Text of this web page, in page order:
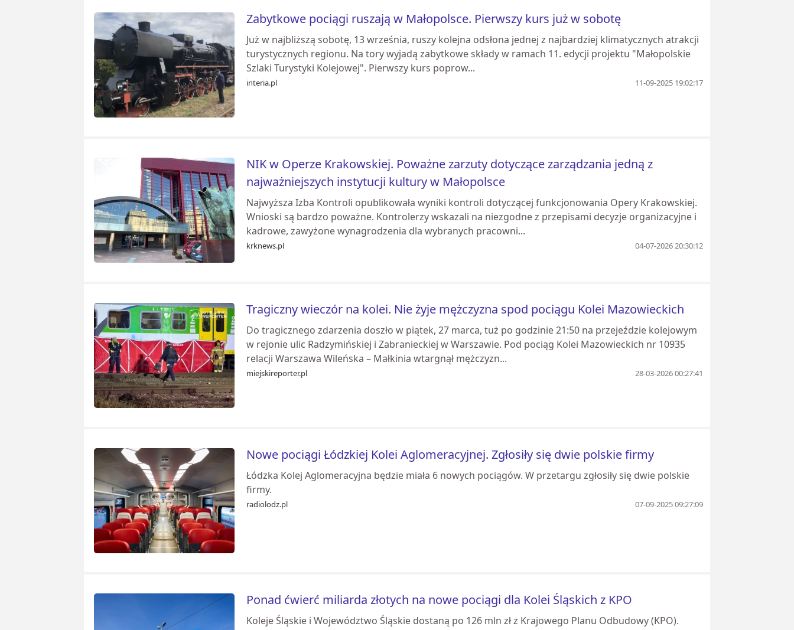
Zabytkowe pociągi ruszają w Małopolsce. Pierwszy kurs już w sobotę
Już w najbliższą sobotę, 13 września, ruszy kolejna odsłona jednej z najbardziej klimatycznych atrakcji
turystycznych regionu. Na tory wyjadą zabytkowe składy w ramach 11. edycji projektu "Małopolskie
Szlaki Turystyki Kolejowej". Pierwszy kurs poprow...
interia.pl 11-09-2025 19:02:17
NIK w Operze Krakowskiej. Poważne zarzuty dotyczące zarządzania jedną z
najważniejszych instytucji kultury w Małopolsce
Najwyższa Izba Kontroli opublikowała wyniki kontroli dotyczącej funkcjonowania Opery Krakowskiej.
Wnioski są bardzo poważne. Kontrolerzy wskazali na niezgodne z przepisami decyzje organizacyjne i
kadrowe, zawyżone wynagrodzenia dla wybranych pracowni...
krknews.pl 04-07-2026 20:30:12
Tragiczny wieczór na kolei. Nie żyje mężczyzna spod pociągu Kolei Mazowieckich
Do tragicznego zdarzenia doszło w piątek, 27 marca, tuż po godzinie 21:50 na przejeździe kolejowym
w rejonie ulic Radzymińskiej i Zabranieckiej w Warszawie. Pod pociąg Kolei Mazowieckich nr 10935
relacji Warszawa Wileńska – Małkinia wtargnął mężczyzn...
miejskireporter.pl 28-03-2026 00:27:41
Nowe pociągi Łódzkiej Kolei Aglomeracyjnej. Zgłosiły się dwie polskie firmy
Łódzka Kolej Aglomeracyjna będzie miała 6 nowych pociągów. W przetargu zgłosiły się dwie polskie
firmy.
radiolodz.pl 07-09-2025 09:27:09
Ponad ćwierć miliarda złotych na nowe pociągi dla Kolei Śląskich z KPO
Koleje Śląskie i Województwo Śląskie dostaną po 126 mln zł z Krajowego Planu Odbudowy (KPO).